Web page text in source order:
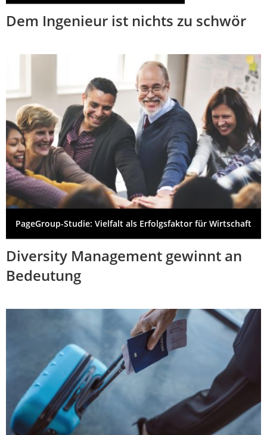
Dem Ingenieur ist nichts zu schwör
PageGroup-Studie: Vielfalt als Erfolgsfaktor für Wirtschaft
Diversity Management gewinnt an
Bedeutung